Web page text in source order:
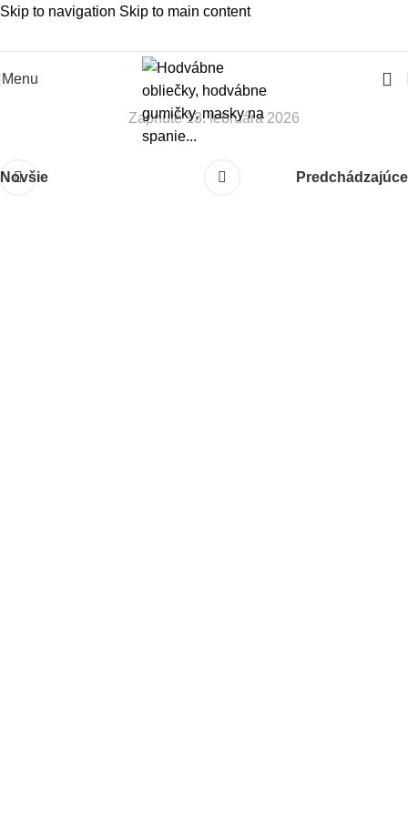
Skip to navigation Skip to main content
Menu
Zapnuté 13. februára 2026
Novšie Predchádzajúce